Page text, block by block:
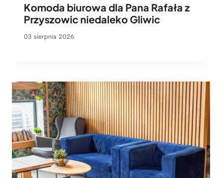
Komoda biurowa dla Pana Rafała z
Przyszowic niedaleko Gliwic
03 sierpnia 2026